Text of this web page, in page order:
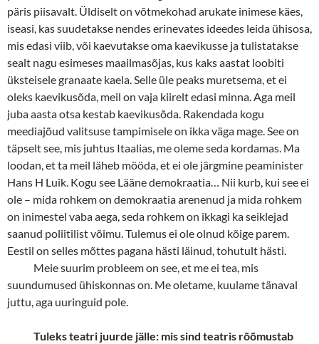
päris piisavalt. Üldiselt on võtmekohad arukate inimese käes,
iseasi, kas suudetakse nendes erinevates ideedes leida ühisosa,
mis edasi viib, või kaevutakse oma kaevikusse ja tulistatakse
sealt nagu esimeses maailmasõjas, kus kaks aastat loobiti
üksteisele granaate kaela. Selle üle peaks muretsema, et ei
oleks kaevikusõda, meil on vaja kiirelt edasi minna. Aga meil
juba aasta otsa kestab kaevikusõda. Rakendada kogu
meediajõud valitsuse tampimisele on ikka väga mage. See on
täpselt see, mis juhtus Itaalias, me oleme seda kordamas. Ma
loodan, et ta meil läheb mööda, et ei ole järgmine peaminister
Hans H Luik. Kogu see Lääne demokraatia… Nii kurb, kui see ei
ole – mida rohkem on demokraatia arenenud ja mida rohkem
on inimestel vaba aega, seda rohkem on ikkagi ka seiklejad
saanud poliitilist võimu. Tulemus ei ole olnud kõige parem.
Eestil on selles mõttes pagana hästi läinud, tohutult hästi.
Meie suurim probleem on see, et me ei tea, mis
suundumused ühiskonnas on. Me oletame, kuulame tänaval
juttu, aga uuringuid pole.
Tuleks teatri juurde jälle: mis sind teatris rõõmustab